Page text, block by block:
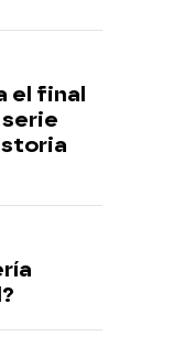
el final
serie